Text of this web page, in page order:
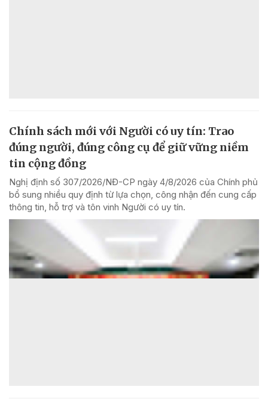
Chính sách mới với Người có uy tín: Trao
đúng người, đúng công cụ để giữ vững niềm
tin cộng đồng
Nghị định số 307/2026/NĐ-CP ngày 4/8/2026 của Chính phủ
bổ sung nhiều quy định từ lựa chọn, công nhận đến cung cấp
thông tin, hỗ trợ và tôn vinh Người có uy tín.